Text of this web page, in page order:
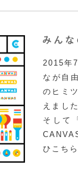
2015年
なが自
のヒミ
えまし
そして
ひこち